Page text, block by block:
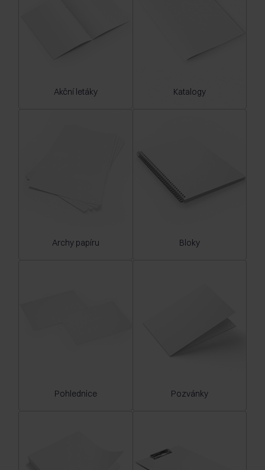
Akční letáky Katalogy
Archy papíru Bloky
Pohlednice Pozvánky